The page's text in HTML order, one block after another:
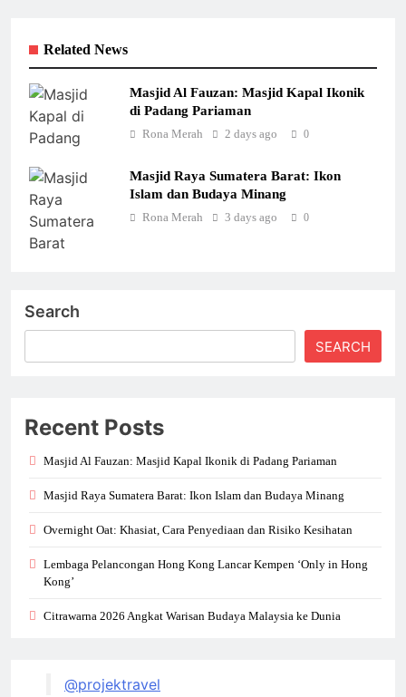
Related News
Masjid Al Fauzan: Masjid Kapal Ikonik
di Padang Pariaman
Rona Merah 2 days ago 0
Masjid Raya Sumatera Barat: Ikon
Islam dan Budaya Minang
Rona Merah 3 days ago 0
Search
SEARCH
Recent Posts
Masjid Al Fauzan: Masjid Kapal Ikonik di Padang Pariaman
Masjid Raya Sumatera Barat: Ikon Islam dan Budaya Minang
Overnight Oat: Khasiat, Cara Penyediaan dan Risiko Kesihatan
Lembaga Pelancongan Hong Kong Lancar Kempen ‘Only in Hong
Kong’
Citrawarna 2026 Angkat Warisan Budaya Malaysia ke Dunia
@projektravel